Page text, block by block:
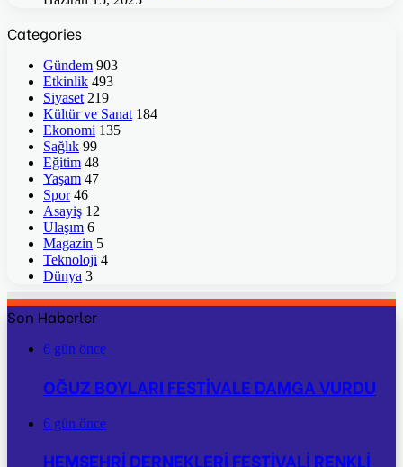
Categories
Gündem 903
Etkinlik 493
Siyaset 219
Kültür ve Sanat 184
Ekonomi 135
Sağlık 99
Eğitim 48
Yaşam 47
Spor 46
Asayiş 12
Ulaşım 6
Magazin 5
Teknoloji 4
Dünya 3
Son Haberler
6 gün önce
OĞUZ BOYLARI FESTİVALE DAMGA VURDU
6 gün önce
HEMŞEHRİ DERNEKLERİ FESTİVALİ RENKLİ